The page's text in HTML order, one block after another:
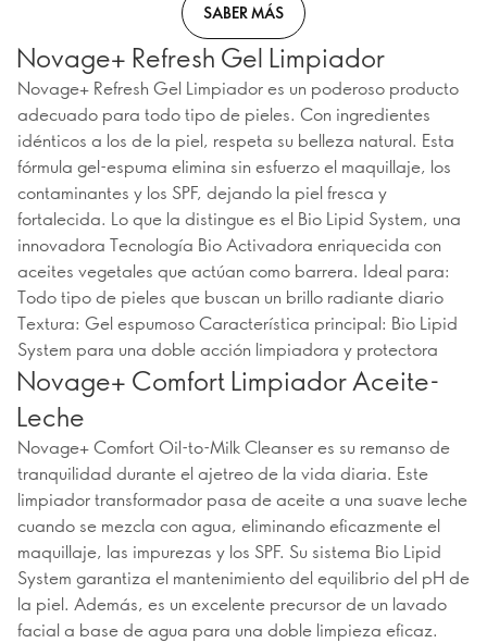
SABER MÁS
Novage+ Refresh Gel Limpiador
Novage+ Refresh Gel Limpiador es un poderoso producto
adecuado para todo tipo de pieles. Con ingredientes
idénticos a los de la piel, respeta su belleza natural. Esta
fórmula gel-espuma elimina sin esfuerzo el maquillaje, los
contaminantes y los SPF, dejando la piel fresca y
fortalecida. Lo que la distingue es el Bio Lipid System, una
innovadora Tecnología Bio Activadora enriquecida con
aceites vegetales que actúan como barrera. Ideal para:
Todo tipo de pieles que buscan un brillo radiante diario
Textura: Gel espumoso Característica principal: Bio Lipid
System para una doble acción limpiadora y protectora
Novage+ Comfort Limpiador Aceite-
Leche
Novage+ Comfort Oil-to-Milk Cleanser es su remanso de
tranquilidad durante el ajetreo de la vida diaria. Este
limpiador transformador pasa de aceite a una suave leche
cuando se mezcla con agua, eliminando eficazmente el
maquillaje, las impurezas y los SPF. Su sistema Bio Lipid
System garantiza el mantenimiento del equilibrio del pH de
la piel. Además, es un excelente precursor de un lavado
facial a base de agua para una doble limpieza eficaz.